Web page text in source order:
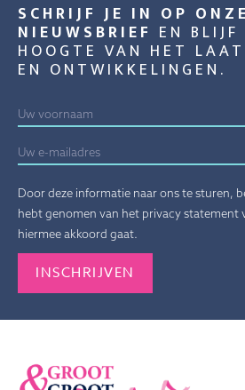
SCHRIJF JE IN OP ONZE
NIEUWSBRIEF EN BLIJF
HOOGTE VAN HET
EN ONTWIKKELINGEN.
Door deze informatie naar ons te sturen,
hebt genomen van het privacy statement
hiermee akkoord gaat.